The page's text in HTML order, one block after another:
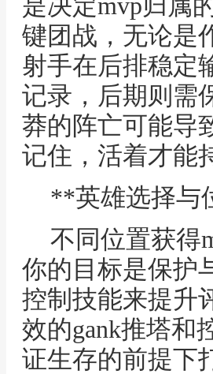
键团战，无论是
射手在后排稳定
记录，后期则需
莽的阵亡可能导
记住，活着才能
**英雄选择与
不同位置获得
你的目标是保护
控制技能来提升
效的gank推塔和
证生存的前提下